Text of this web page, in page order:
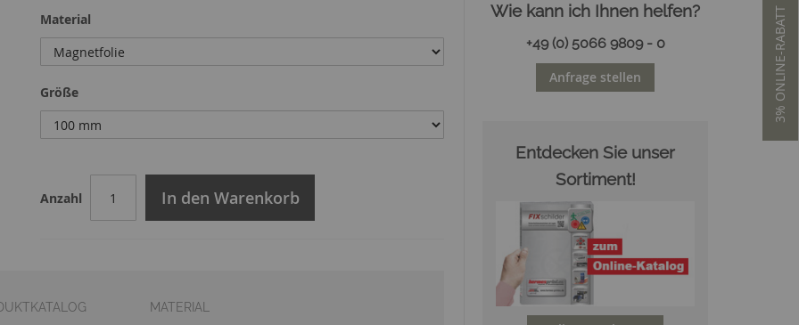
Material
Größe
Anzahl In den Warenkorb
Wie kann ich Ihnen helfen?
+49 (0) 5066 9809 - 0
Anfrage stellen
Entdecken Sie unser
Sortiment!
MATERIAL
3% ONLINE-RABATT